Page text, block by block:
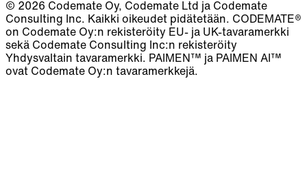
© 2026 Codemate Oy, Codemate Ltd ja Codemate
Consulting Inc. Kaikki oikeudet pidätetään. CODEMATE®
on Codemate Oy:n rekisteröity EU- ja UK-tavaramerkki
sekä Codemate Consulting Inc:n rekisteröity
Yhdysvaltain tavaramerkki. PAIMEN™ ja PAIMEN AI™
ovat Codemate Oy:n tavaramerkkejä.